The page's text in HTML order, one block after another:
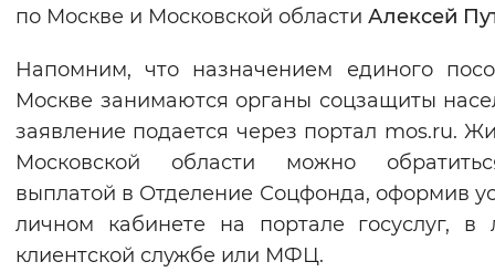
по Москве и Московской области Алексей
Напомним, что назначением единого
Москве занимаются органы соцзащиты
заявление подается через портал mos.ru.
Московской области можно
выплатой в Отделение Соцфонда, оформив
личном кабинете на портале госуслуг, в
клиентской службе или МФЦ.